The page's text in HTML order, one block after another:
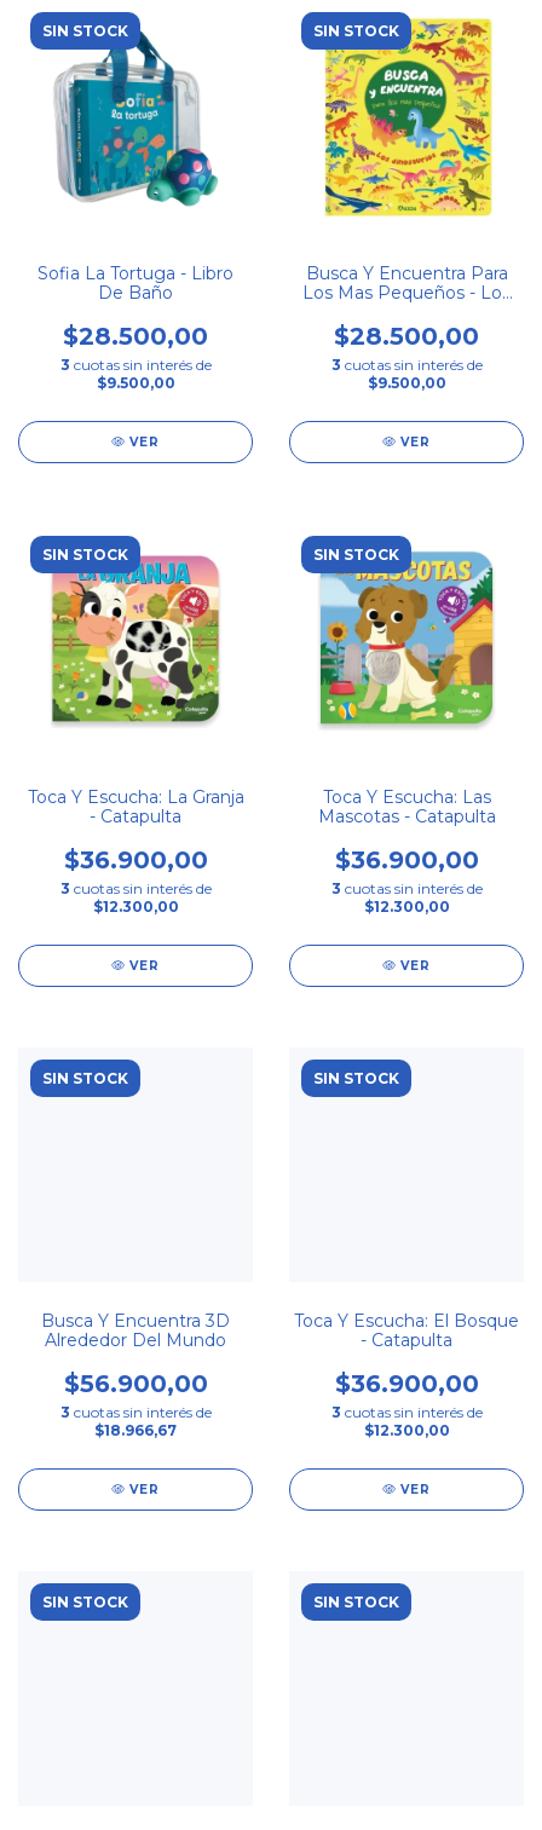
SIN STOCK
Sofia La Tortuga - Libro
De Baño
$28.500,00
3 cuotas sin interés de
$9.500,00
VER
SIN STOCK
Busca Y Encuentra Para
Los Mas Pequeños - Los
$28.500,00
3 cuotas sin interés de
$9.500,00
VER
SIN STOCK
Toca Y Escucha: La Granja
- Catapulta
$36.900,00
3 cuotas sin interés de
$12.300,00
VER
SIN STOCK
Toca Y Escucha: Las
Mascotas - Catapulta
$36.900,00
3 cuotas sin interés de
$12.300,00
VER
SIN STOCK
Busca Y Encuentra 3D
Alrededor Del Mundo
$56.900,00
3 cuotas sin interés de
$18.966,67
VER
SIN STOCK
Toca Y Escucha: El Bosque
- Catapulta
$36.900,00
3 cuotas sin interés de
$12.300,00
VER
SIN STOCK SIN STOCK